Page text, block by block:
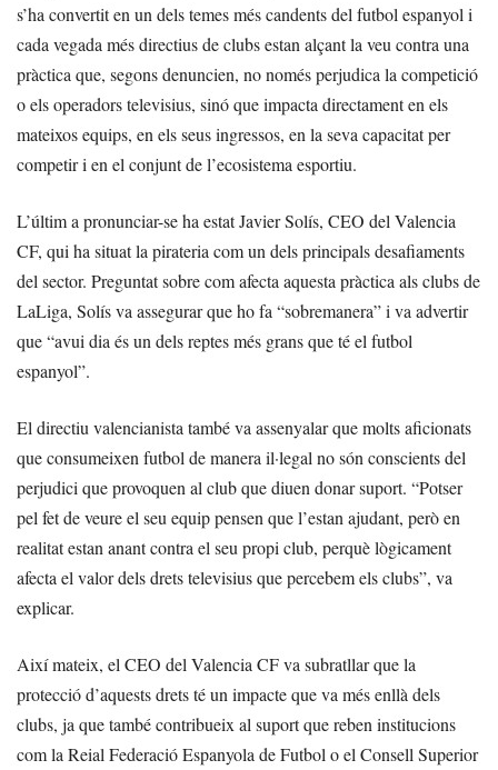
s’ha convertit en un dels temes més candents del futbol espanyol i
cada vegada més directius de clubs estan alçant la veu contra una
pràctica que, segons denuncien, no només perjudica la competició
o els operadors televisius, sinó que impacta directament en els
mateixos equips, en els seus ingressos, en la seva capacitat per
competir i en el conjunt de l’ecosistema esportiu.
L’últim a pronunciar-se ha estat Javier Solís, CEO del Valencia
CF, qui ha situat la pirateria com un dels principals desafiaments
del sector. Preguntat sobre com afecta aquesta pràctica als clubs de
LaLiga, Solís va assegurar que ho fa “sobremanera” i va advertir
que “avui dia és un dels reptes més grans que té el futbol
espanyol”.
El directiu valencianista també va assenyalar que molts aficionats
que consumeixen futbol de manera il·legal no són conscients del
perjudici que provoquen al club que diuen donar suport. “Potser
pel fet de veure el seu equip pensen que l’estan ajudant, però en
realitat estan anant contra el seu propi club, perquè lògicament
afecta el valor dels drets televisius que percebem els clubs”, va
explicar.
Així mateix, el CEO del Valencia CF va subratllar que la
protecció d’aquests drets té un impacte que va més enllà dels
clubs, ja que també contribueix al suport que reben institucions
com la Reial Federació Espanyola de Futbol o el Consell Superior